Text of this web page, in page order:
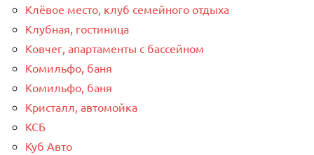
Клёвое место, клуб семейного отдыха
Клубная, гостиница
Ковчег, апартаменты с бассейном
Комильфо, баня
Комильфо, баня
Кристалл, автомойка
КСБ
Куб Авто